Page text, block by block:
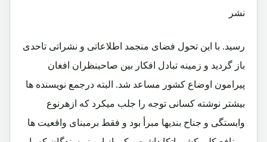
نشر
رسید. با این تحول فضای منجمد اطلاعاتی و نشراتی تاحدی
باز گردید و زمینه تبادل افکار بین صاحبنظران افغان
پیرامون اوضاع کشور مساعد شد. البته درجمع نویسنده ها
بیشتر نوشته کسانی توجه را جلب میکرد که ازهرنوع
وابستگی و جناح بندیها مبرأ بود و فقط برمبنای واقعیت ها